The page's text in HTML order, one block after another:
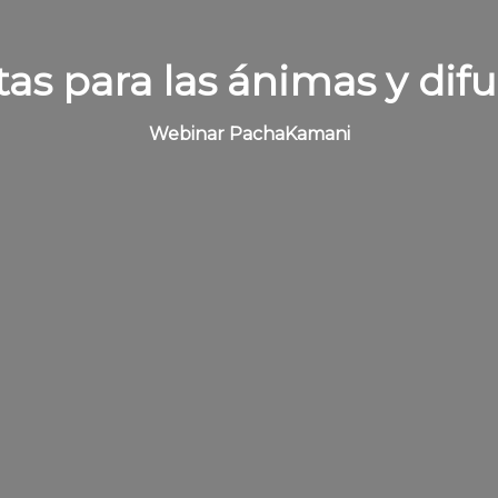
para las ánimas y
Webinar PachaKamani